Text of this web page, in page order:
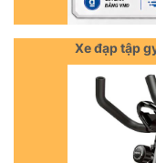
Xe đạp tập